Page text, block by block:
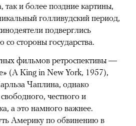
так и более поздние картины,
голливудский период,
подверглись
стороны государства.
фильмов ретроспективы —
(A King in New York, 1957),
Чаплина, однако
честного и
а это намного важнее.
Америку по обвинению в